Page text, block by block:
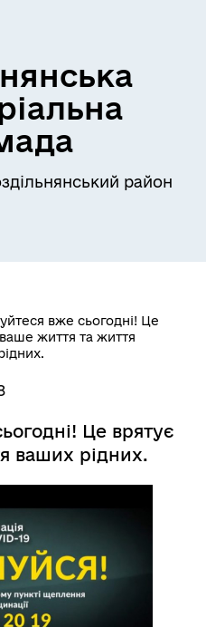
район
вже сьогодні! Це
життя та життя
Це врятує
ваших рідних.